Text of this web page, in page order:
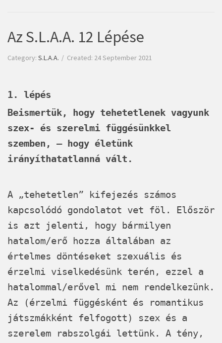
Az S.L.A.A. 12 Lépése
Category: S.L.A.A. Created: 24 September 2021
1. lépés
Beismertük, hogy tehetetlenek vagyunk
szex- és szerelmi függésünkkel
szemben, – hogy életünk
irányíthatatlanná vált.
A „tehetetlen” kifejezés számos
kapcsolódó gondolatot vet föl. Először
is azt jelenti, hogy bármilyen
hatalom/erő hozza általában az
értelmes döntéseket szexuális és
érzelmi viselkedésünk terén, ezzel a
hatalommal/erővel mi nem rendelkezünk.
Az (érzelmi függésként és romantikus
játszmákként felfogott) szex és a
szerelem rabszolgái lettünk. A tény,